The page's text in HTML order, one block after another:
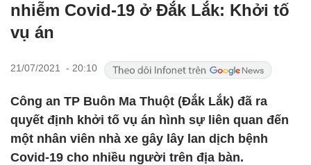
nhiễm Covid-19 ở Đắk Lắk: Khởi tố
vụ án
21/07/2021 - 20:10
Công an TP Buôn Ma Thuột (Đắk Lắk) đã ra
quyết định khởi tố vụ án hình sự liên quan đến
một nhân viên nhà xe gây lây lan dịch bệnh
Covid-19 cho nhiều người trên địa bàn.